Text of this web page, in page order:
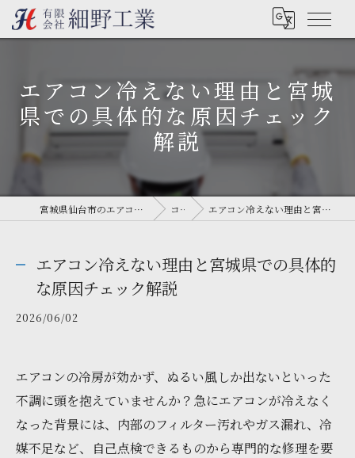
エアコン冷えない理由と宮城
県での具体的な原因チェック
解説
宮城県仙台市のエアコン工事なら有限会社細野工業 コラム エアコン冷えない理由と宮城県での具体的な原因チェック解説
エアコン冷えない理由と宮城県での具体的
な原因チェック解説
2026/06/02
エアコンの冷房が効かず、ぬるい風しか出ないといった
不調に頭を抱えていませんか？急にエアコンが冷えなく
なった背景には、内部のフィルター汚れやガス漏れ、冷
媒不足など、自己点検できるものから専門的な修理を要